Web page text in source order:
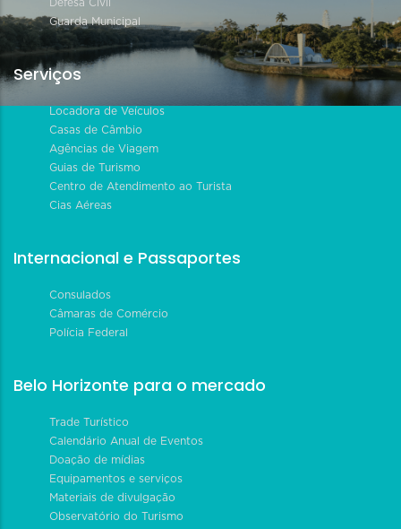
Defesa Civil
Guarda Municipal
Serviços
Locadora de Veículos
Casas de Câmbio
Agências de Viagem
Guias de Turismo
Centro de Atendimento ao Turista
Cias Aéreas
Internacional e Passaportes
Consulados
Câmaras de Comércio
Polícia Federal
Belo Horizonte para o mercado
Trade Turístico
Calendário Anual de Eventos
Doação de mídias
Equipamentos e serviços
Materiais de divulgação
Observatório do Turismo